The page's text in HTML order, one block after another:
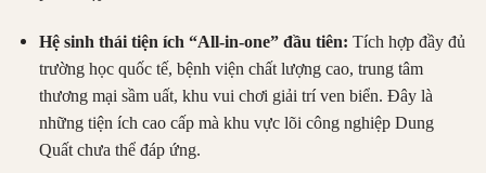
Hệ sinh thái tiện ích “All-in-one” đầu tiên: Tích hợp đầy đủ
trường học quốc tế, bệnh viện chất lượng cao, trung tâm
thương mại sầm uất, khu vui chơi giải trí ven biển. Đây là
những tiện ích cao cấp mà khu vực lõi công nghiệp Dung
Quất chưa thể đáp ứng.